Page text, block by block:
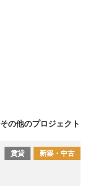
の他のプロジェクト
新築・中古
賃貸